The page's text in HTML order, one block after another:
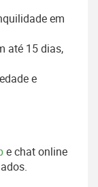
em
até 15 dias,
e
e chat online